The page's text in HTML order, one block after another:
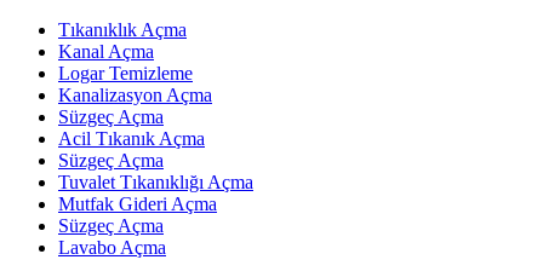
Tıkanıklık Açma
Kanal Açma
Logar Temizleme
Kanalizasyon Açma
Süzgeç Açma
Acil Tıkanık Açma
Süzgeç Açma
Tuvalet Tıkanıklığı Açma
Mutfak Gideri Açma
Süzgeç Açma
Lavabo Açma